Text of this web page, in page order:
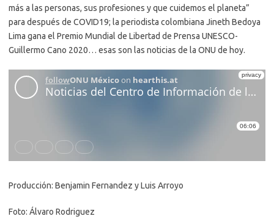
más a las personas, sus profesiones y que cuidemos el planeta”
para después de COVID19; la periodista colombiana Jineth Bedoya
Lima gana el Premio Mundial de Libertad de Prensa UNESCO-
Guillermo Cano 2020… esas son las noticias de la ONU de hoy.
Producción: Benjamin Fernandez y Luis Arroyo
Foto: Álvaro Rodriguez